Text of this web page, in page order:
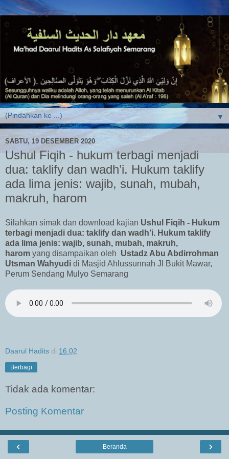
▼
SABTU, 19 DESEMBER 2020
Ushul Fiqih - hukum terbagi menjadi
dua: taklify dan wadh’i. Hukum taklify
ada lima jenis: wajib, sunah, mubah,
makruh, harom
Silahkan simak dan download kajian Ushul Fiqih - H ukum
terbagi menjadi dua: taklify dan wadh’i. Hukum taklify
ada lima jenis: wajib, sunah, mubah, makruh,
harom yang disampaikan oleh Ustadz Abu Abdirrohman
Utsman Wahyudi di Masjid Ahlussunnah Jl Bukit Mawar,
Perum Sendang Mulyo Semarang
Daarul Hadits di 16.02
Berbagi
Tidak ada komentar:
Posting Komentar
‹ ›
Beranda